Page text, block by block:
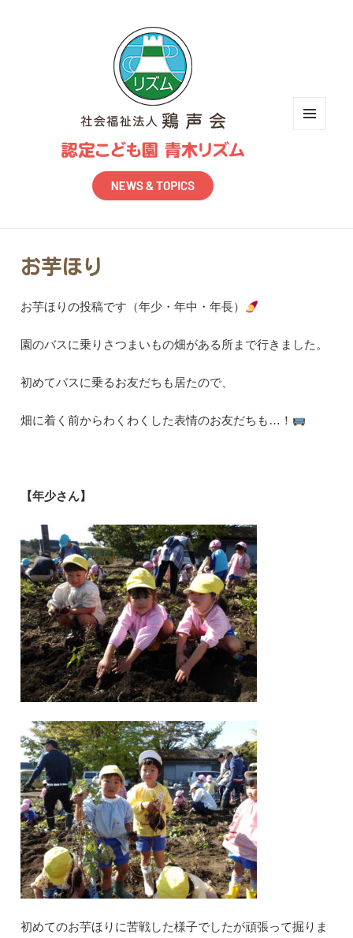
お芋ほり
お芋ほりの投稿です（年少・年中・年長）
園のバスに乗りさつまいもの畑がある所まで行きました。
初めてバスに乗るお友だちも居たので、
畑に着く前からわくわくした表情のお友だちも…！
【年少さん】
初めてのお芋ほりに苦戦した様子でしたが頑張って掘りま